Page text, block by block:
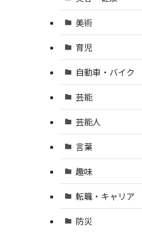
美術
育児
自動車・バイク
芸能
芸能人
言葉
趣味
転職・キャリア
防災